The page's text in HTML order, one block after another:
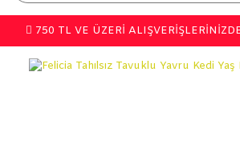
750 TL VE ÜZERİ